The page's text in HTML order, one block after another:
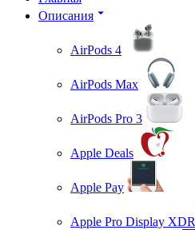
Описания
AirPods 4
AirPods Max
AirPods Pro 3
Apple Deals
Apple Pay
Apple Pro Display XDR